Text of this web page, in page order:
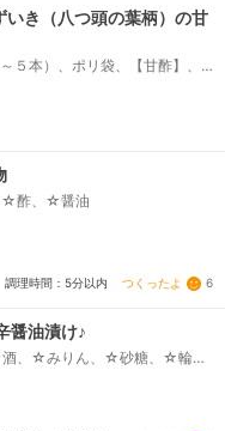
いき（八つ頭の葉柄）の甘
５本）、ポリ袋、【甘酢】、
☆酢、☆醤油
調理時間：5分以内 つくったよ 6
醤油漬け♪
、☆みりん、☆砂糖、☆輪切